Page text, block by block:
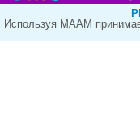
Используя МААМ